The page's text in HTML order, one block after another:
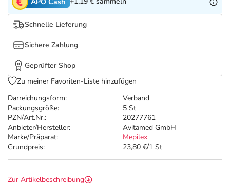
Tierapotheke
Vitamine & Mineralstoffe
Salus Deals
Darreichungsform:
Verband
Packungsgröße:
5 St
PZN/Art.Nr.:
20277761
Anbieter/Hersteller:
Avitamed GmbH
Marke/Präparat:
Mepilex
Grundpreis:
23,80 €/1 St
Schnelle Lieferung
Sichere Zahlung
Geprüfter Shop
Zu meiner Favoriten-Liste hinzufügen
Zur Artikelbeschreibung